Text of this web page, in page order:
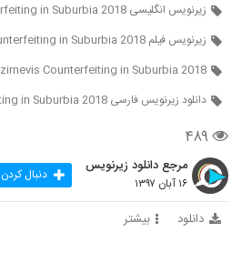
زیرنویس انگلیسی Counterfeiting in Suburbia 2018
زیرنویس فیلم Counterfeiting in Suburbia 2018
zirnevis Counterfeiting in Suburbia 2018
دانلود زیرنویس فارسی Counterfeiting in Suburbia 2018
۴۸۹
مرجع دانلود زیرنویس
۱۶ آبان ۱۳۹۷ دنبال کردن
دانلود بیشتر